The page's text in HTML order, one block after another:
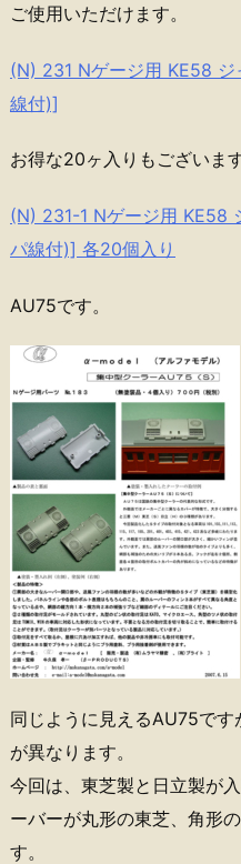
ご使用いただけます。
(N) 231 Nゲージ用 KE58
線付)]
お得な20ヶ入りもございます
(N) 231-1 Nゲージ用 KE58
パ線付)] 各20個入り
AU75です。
同じように見えるAU75で
が異なります。
今回は、東芝製と日立製が
ーバーが丸形の東芝、角形
す。